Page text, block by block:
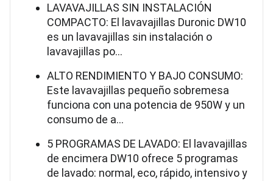
LAVAVAJILLAS SIN INSTALACIÓN
COMPACTO: El lavavajillas Duronic DW10
es un lavavajillas sin instalación o
lavavajillas po…
ALTO RENDIMIENTO Y BAJO CONSUMO:
Este lavavajillas pequeño sobremesa
funciona con una potencia de 950W y un
consumo de a…
5 PROGRAMAS DE LAVADO: El lavavajillas
de encimera DW10 ofrece 5 programas
de lavado: normal, eco, rápido, intensivo y